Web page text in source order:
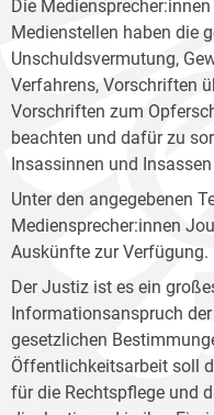
Die
Medienstellen haben die
Unschuldsvermutung,
Verfahrens, Vorschriften
Vorschriften zum
beachten und dafür zu
Insassinnen und
Unter den angegebenen
Mediensprecher:innen
Auskünfte zur Verfügung.
Der Justiz ist es ein
Informationsanspruch
gesetzlichen
Öffentlichkeitsarbeit soll
für die Rechtspflege und